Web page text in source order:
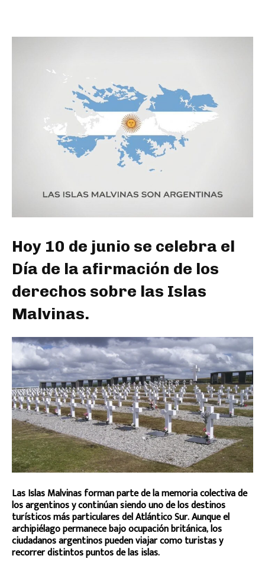
Hoy 10 de junio se celebra el
Día de la afirmación de los
derechos sobre las Islas
Malvinas.
Las Islas Malvinas forman parte de la memoria colectiva de
los argentinos y continúan siendo uno de los destinos
turísticos más particulares del Atlántico Sur. Aunque el
archipiélago permanece bajo ocupación británica, los
ciudadanos argentinos pueden viajar como turistas y
recorrer distintos puntos de las islas.